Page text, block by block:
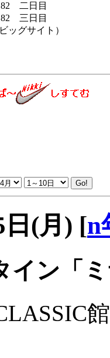
82 二日目
82 三日目
ッグサイト）
日(月) [n
イン「